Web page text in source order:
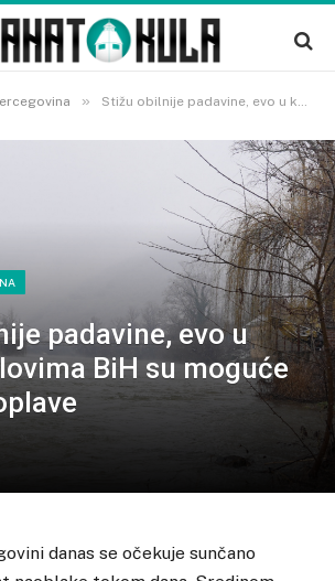
» Stižu obilnije padavine, evo u kojim dijelovima BiH su moguće bujične poplave
padavine, evo u
BiH su moguće
danas se očekuje sunčano